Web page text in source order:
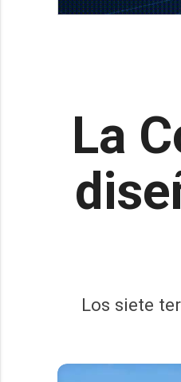
La
Los siete